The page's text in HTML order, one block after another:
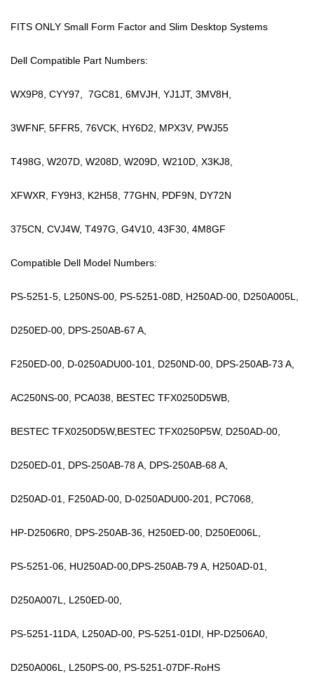
FITS ONLY Small Form Factor and Slim Desktop Systems
Dell Compatible Part Numbers:
WX9P8, CYY97, 7GC81, 6MVJH, YJ1JT, 3MV8H,
3WFNF, 5FFR5, 76VCK, HY6D2, MPX3V, PWJ55
T498G, W207D, W208D, W209D, W210D, X3KJ8,
XFWXR, FY9H3, K2H58, 77GHN, PDF9N, DY72N
375CN, CVJ4W, T497G, G4V10, 43F30, 4M8GF
Compatible Dell Model Numbers:
PS-5251-5, L250NS-00, PS-5251-08D, H250AD-00, D250A005L,
D250ED-00, DPS-250AB-67 A,
F250ED-00, D-0250ADU00-101, D250ND-00, DPS-250AB-73 A,
AC250NS-00, PCA038, BESTEC TFX0250D5WB,
BESTEC TFX0250D5W,BESTEC TFX0250P5W, D250AD-00,
D250ED-01, DPS-250AB-78 A, DPS-250AB-68 A,
D250AD-01, F250AD-00, D-0250ADU00-201, PC7068,
HP-D2506R0, DPS-250AB-36, H250ED-00, D250E006L,
PS-5251-06, HU250AD-00,DPS-250AB-79 A, H250AD-01,
D250A007L, L250ED-00,
PS-5251-11DA, L250AD-00, PS-5251-01DI, HP-D2506A0,
D250A006L, L250PS-00, PS-5251-07DF-RoHS